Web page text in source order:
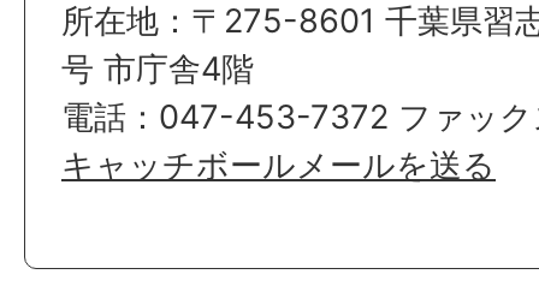
所在地：〒275-8601 千葉県習
号 市庁舎4階
電話：047-453-7372 ファッ
キャッチボールメールを送る